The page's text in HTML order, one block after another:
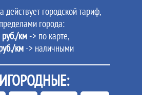
действует городской тариф,
города:
км -> по карте,
км-> наличными